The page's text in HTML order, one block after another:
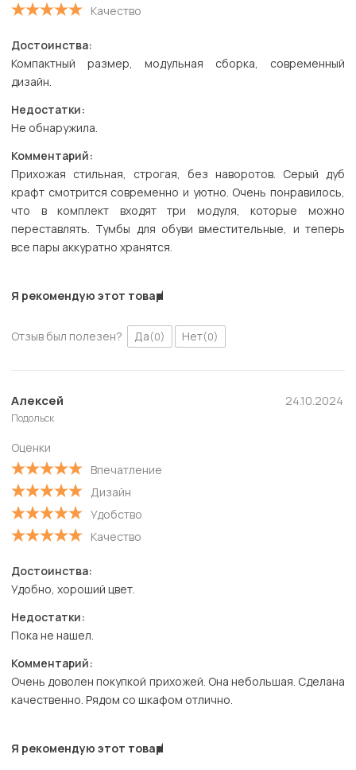
Качество
Достоинства:
Компактный размер, модульная сборка, современный
дизайн.
Недостатки:
Не обнаружила.
Комментарий:
Прихожая стильная, строгая, без наворотов. Серый дуб
крафт смотрится современно и уютно. Очень понравилось,
что в комплект входят три модуля, которые можно
переставлять. Тумбы для обуви вместительные, и теперь
все пары аккуратно хранятся.
Я рекомендую этот товар
Отзыв был полезен? Да(0) Нет(0)
Алексей
Подольск
Оценки
Впечатление
Дизайн
Удобство
Качество
24.10.2024
Достоинства:
Удобно, хороший цвет.
Недостатки:
Пока не нашел.
Комментарий:
Очень доволен покупкой прихожей. Она небольшая. Сделана
качественно. Рядом со шкафом отлично.
Я рекомендую этот товар